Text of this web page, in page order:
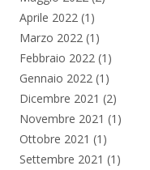
Aprile 2022 (1)
Marzo 2022 (1)
Febbraio 2022 (1)
Gennaio 2022 (1)
Dicembre 2021 (2)
Novembre 2021 (1)
Ottobre 2021 (1)
Settembre 2021 (1)